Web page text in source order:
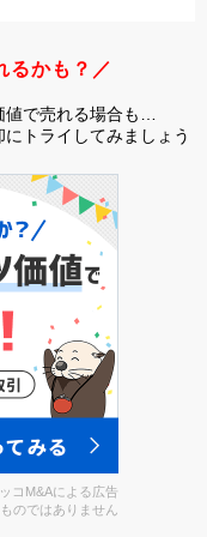
るかも？／
で売れる場合も…
トライしてみましょう
コM&Aによる広告
のではありません